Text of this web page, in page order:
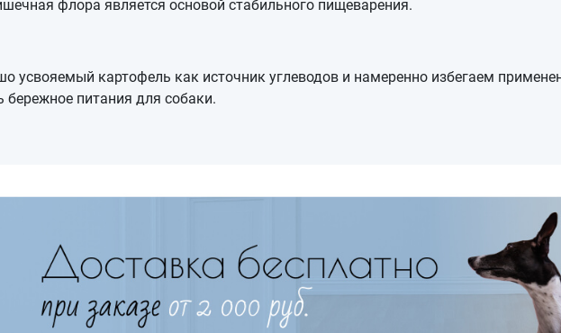
флора является основой стабильного пищеварения.
усвояемый картофель как источник углеводов и намеренно избегаем
бережное питания для собаки.